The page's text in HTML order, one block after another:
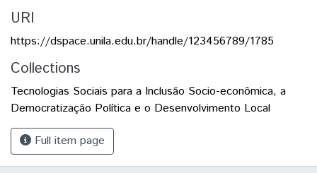
URI
https://dspace.unila.edu.br/handle/123456789/1785
Collections
Tecnologias Sociais para a Inclusão Socio-econômica, a
Democratização Política e o Desenvolvimento Local
Full item page